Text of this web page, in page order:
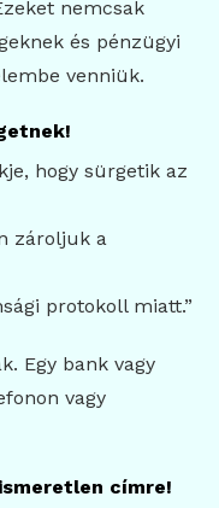
nemcsak
és pénzügyi
venniük.
hogy sürgetik az
zároljuk a
protokoll miatt.”
Egy bank vagy
vagy
címre!